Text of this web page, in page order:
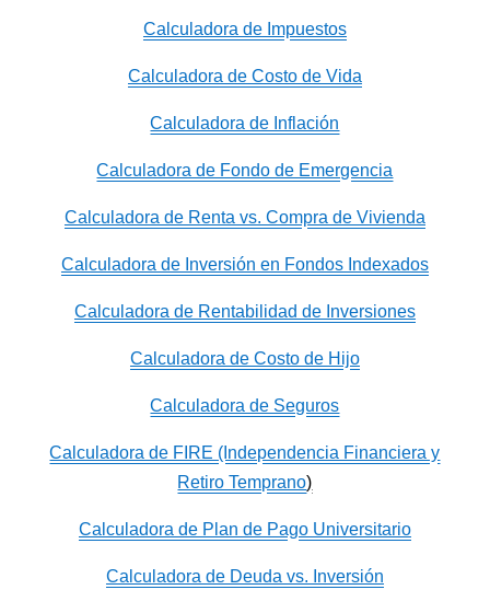
Calculadora de Impuestos
Calculadora de Costo de Vida
Calculadora de Inflación
Calculadora de Fondo de Emergencia
Calculadora de Renta vs. Compra de Vivienda
Calculadora de Inversión en Fondos Indexados
Calculadora de Rentabilidad de Inversiones
Calculadora de Costo de Hijo
Calculadora de Seguros
Calculadora de FIRE (Independencia Financiera y
Retiro Temprano)
Calculadora de Plan de Pago Universitario
Calculadora de Deuda vs. Inversión